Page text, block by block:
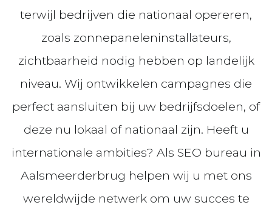
terwijl bedrijven die nationaal opereren,
zoals zonnepaneleninstallateurs,
zichtbaarheid nodig hebben op landelijk
niveau. Wij ontwikkelen campagnes die
perfect aansluiten bij uw bedrijfsdoelen, of
deze nu lokaal of nationaal zijn. Heeft u
internationale ambities? Als SEO bureau in
Aalsmeerderbrug helpen wij u met ons
wereldwijde netwerk om uw succes te